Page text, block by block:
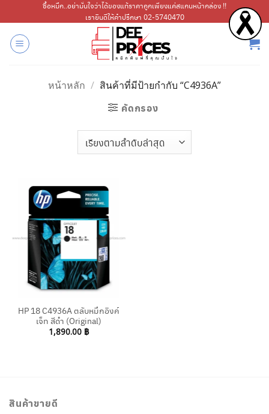
ไป
เนื้อหา
ซื้อหมึก..อย่ามั่นใจว่าได้ของแท้ราคาถูกเพียงแค่สแกนหน้ากล่อง !!
เรายินดีให้คำปรึกษา 02-5740470
หน้าหลัก / สินค้าที่มีป้ายกำกับ “C4936A”
คัดกรอง
HP 18 C4936A ตลับหมึกอิงค์
เจ็ท สีดำ (Original)
1,890.00 ฿
สินค้าขายดี